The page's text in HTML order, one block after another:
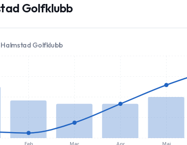
Golfklubb
Halmstad Golfklubb